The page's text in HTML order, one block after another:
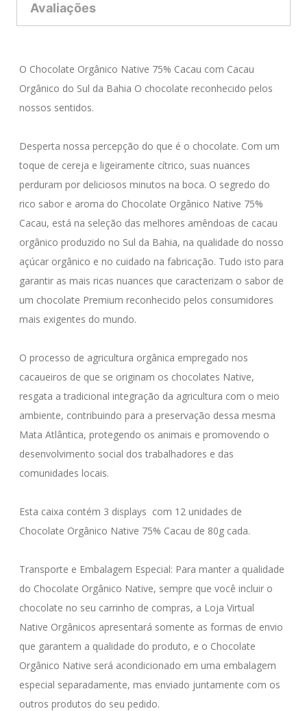
Avaliações
O Chocolate Orgânico Native 75% Cacau com Cacau
Orgânico do Sul da Bahia O chocolate reconhecido pelos
nossos sentidos.
Desperta nossa percepção do que é o chocolate. Com um
toque de cereja e ligeiramente cítrico, suas nuances
perduram por deliciosos minutos na boca. O segredo do
rico sabor e aroma do Chocolate Orgânico Native 75%
Cacau, está na seleção das melhores amêndoas de cacau
orgânico produzido no Sul da Bahia, na qualidade do nosso
açúcar orgânico e no cuidado na fabricação. Tudo isto para
garantir as mais ricas nuances que caracterizam o sabor de
um chocolate Premium reconhecido pelos consumidores
mais exigentes do mundo.
O processo de agricultura orgânica empregado nos
cacaueiros de que se originam os chocolates Native,
resgata a tradicional integração da agricultura com o meio
ambiente, contribuindo para a preservação dessa mesma
Mata Atlântica, protegendo os animais e promovendo o
desenvolvimento social dos trabalhadores e das
comunidades locais.
Esta caixa contém 3 displays  com 12 unidades de
Chocolate Orgânico Native 75% Cacau de 80g cada.
Transporte e Embalagem Especial: Para manter a qualidade
do Chocolate Orgânico Native, sempre que você incluir o
chocolate no seu carrinho de compras, a Loja Virtual
Native Orgânicos apresentará somente as formas de envio
que garantem a qualidade do produto, e o Chocolate
Orgânico Native será acondicionado em uma embalagem
especial separadamente, mas enviado juntamente com os
outros produtos do seu pedido.